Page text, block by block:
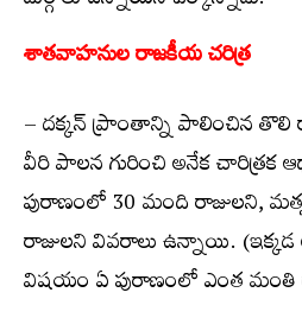
శాతవాహనుల రాజకీయ చరిత్ర
– దక్కన్ ప్రాంతాన్ని పాలించిన
వీరి పాలన గురించి అనేక
పురాణంలో 30 మంది రాజులని,
రాజులని వివరాలు ఉన్నాయి. (ఇక్కడ
విషయం ఏ పురాణంలో ఎంత మంతి